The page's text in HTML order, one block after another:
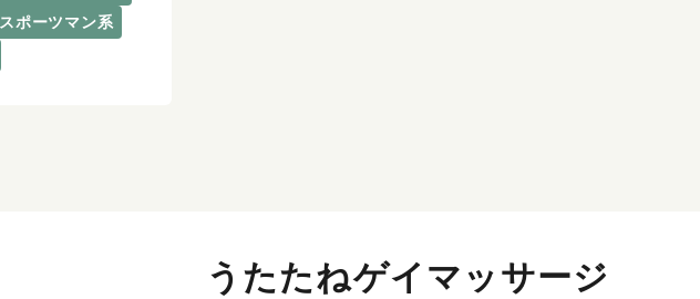
スポーツマン系
うたたねゲイマッサージ